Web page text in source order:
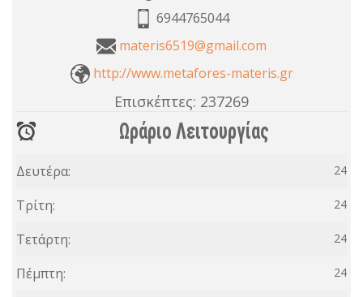
6944765044
materis6519@gmail.com
http://www.metafores-materis.gr
Επισκέπτες: 237269
Ωράριο Λειτουργίας
Δευτέρα: 24
Τρίτη: 24
Τετάρτη: 24
Πέμπτη: 24